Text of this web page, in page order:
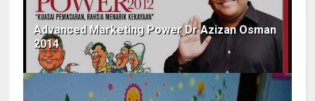
Advanced Marketing Power Dr Azizan Osman
2014